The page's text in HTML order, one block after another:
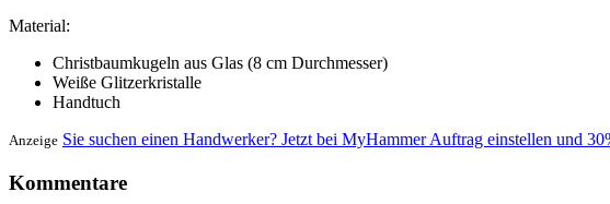
Material:
Christbaumkugeln aus Glas (8 cm Durchmesser)
Weiße Glitzerkristalle
Handtuch
Anzeige Sie suchen einen Handwerker? Jetzt bei MyHammer Auftrag einstellen und
Kommentare